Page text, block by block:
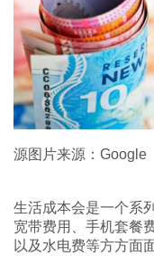
源图片来源：Google
生活成本会是一个系
宽带费用、手机套餐
以及水电费等方方面